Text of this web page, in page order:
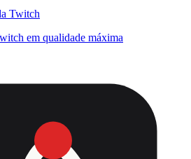
Twitch
em qualidade máxima